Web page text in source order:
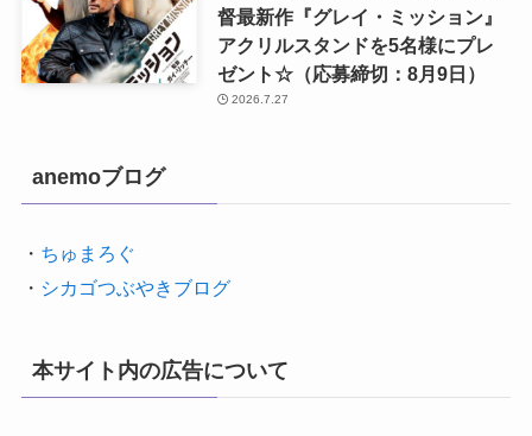
督最新作『グレイ・ミッション』
アクリルスタンドを5名様にプレ
ゼント☆（応募締切：8月9日）
2026.7.27
anemoブログ
・ ちゅまろぐ
・ シカゴつぶやきブログ
本サイト内の広告について